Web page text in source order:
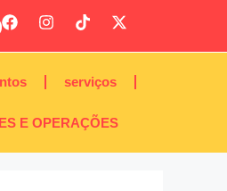
serviços
E OPERAÇÕES